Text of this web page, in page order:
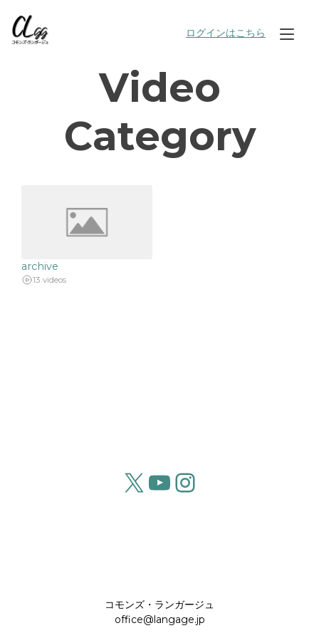
content
ログインはこちら
Video
Category
archive
13 videos
X YouTube
Instagram
コモンズ・ランガージュ
office@langage.jp